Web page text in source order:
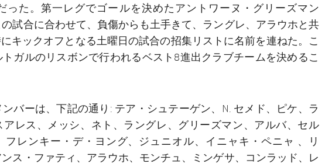
った。第一レグでゴールを決めたアントワーヌ・グリーズマン
試合に合わせて、負傷からも土手きて、ラングレ、アラウホと共
キックオフとなる土曜日の試合の招集リストに名前を連ねた。こ
ガルのリスボンで行われるベスト8進出クラブチームを決めるこ
バーは、下記の通り: テア・シュテーゲン、N. セメド、ピケ、ラ
アレス、メッシ、ネト、ラングレ、グリーズマン、アルバ、セル
フレンキー・デ・ヨング、ジュニオル、イニャキ・ペニャ 、リ
ス・ファティ、アラウホ、モンチュ、ミンゲサ、コンラッド、レ